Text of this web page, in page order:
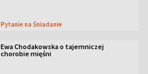
Pytanie na Śniadanie
Ewa Chodakowska o tajemniczej
chorobie mięśni